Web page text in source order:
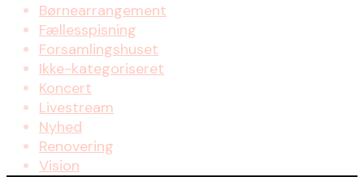
Børnearrangement
Fællesspisning
Forsamlingshuset
Ikke-kategoriseret
Koncert
Livestream
Nyhed
Renovering
Vision